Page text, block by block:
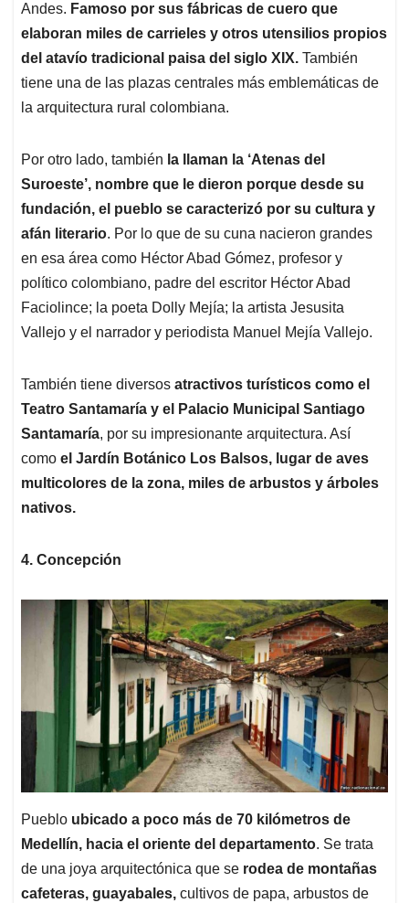
Andes. Famoso por sus fábricas de cuero que
elaboran miles de carrieles y otros utensilios propios
del atavío tradicional paisa del siglo XIX. También
tiene una de las plazas centrales más emblemáticas de
la arquitectura rural colombiana.
Por otro lado, también la llaman la ‘Atenas del
Suroeste’, nombre que le dieron porque desde su
fundación, el pueblo se caracterizó por su cultura y
afán literario. Por lo que de su cuna nacieron grandes
en esa área como Héctor Abad Gómez, profesor y
político colombiano, padre del escritor Héctor Abad
Faciolince; la poeta Dolly Mejía; la artista Jesusita
Vallejo y el narrador y periodista Manuel Mejía Vallejo.
También tiene diversos atractivos turísticos como el
Teatro Santamaría y el Palacio Municipal Santiago
Santamaría, por su impresionante arquitectura. Así
como el Jardín Botánico Los Balsos, lugar de aves
multicolores de la zona, miles de arbustos y árboles
nativos.
4. Concepción
Pueblo ubicado a poco más de 70 kilómetros de
Medellín, hacia el oriente del departamento. Se trata
de una joya arquitectónica que se rodea de montañas
cafeteras, guayabales, cultivos de papa, arbustos de